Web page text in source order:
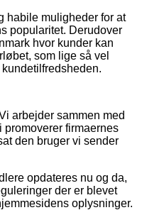
habile muligheder for at
popularitet. Derudover
hvor kunder kan
som lige så vel
arbejder sammen med
firmaernes
den bruger vi sender
opdateres nu og da,
der er blevet
oplysninger.